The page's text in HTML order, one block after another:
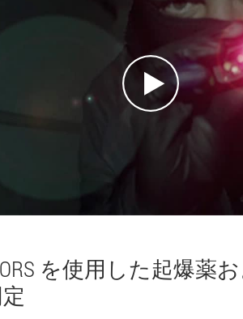
を使用した起爆薬